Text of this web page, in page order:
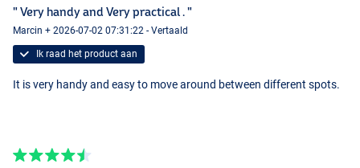
" Very handy and Very practical . "
Marcin + 2026-07-02 07:31:22 - Vertaald
Ik raad het product aan
It is very handy and easy to move around between different spots.